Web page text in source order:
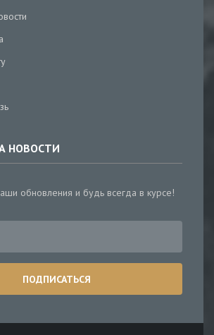
НОВОСТИ
обновления и будь всегда в курсе!